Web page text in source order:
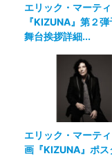
エリック・マーテ
『KIZUNA』第２弾
舞台挨拶詳細...
エリック・マーテ
画『KIZUNA』ポス